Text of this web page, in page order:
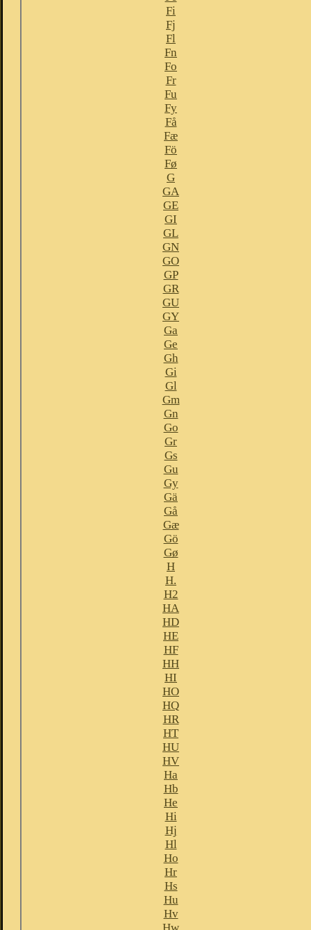
Fi
Fj
Fl
Fn
Fo
Fr
Fu
Fy
Få
Fæ
Fö
Fø
G
GA
GE
GI
GL
GN
GO
GP
GR
GU
GY
Ga
Ge
Gh
Gi
Gl
Gm
Gn
Go
Gr
Gs
Gu
Gy
Gä
Gå
Gæ
Gö
Gø
H
H.
H2
HA
HD
HE
HF
HH
HI
HO
HQ
HR
HT
HU
HV
Ha
Hb
He
Hi
Hj
Hl
Ho
Hr
Hs
Hu
Hv